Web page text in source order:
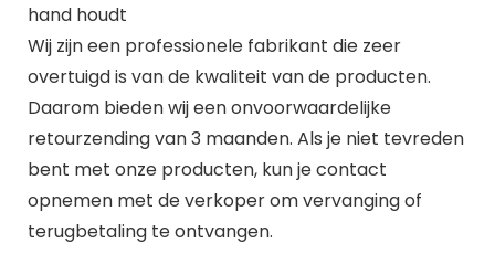
hand houdt
Wij zijn een professionele fabrikant die zeer
overtuigd is van de kwaliteit van de producten.
Daarom bieden wij een onvoorwaardelijke
retourzending van 3 maanden. Als je niet tevreden
bent met onze producten, kun je contact
opnemen met de verkoper om vervanging of
terugbetaling te ontvangen.